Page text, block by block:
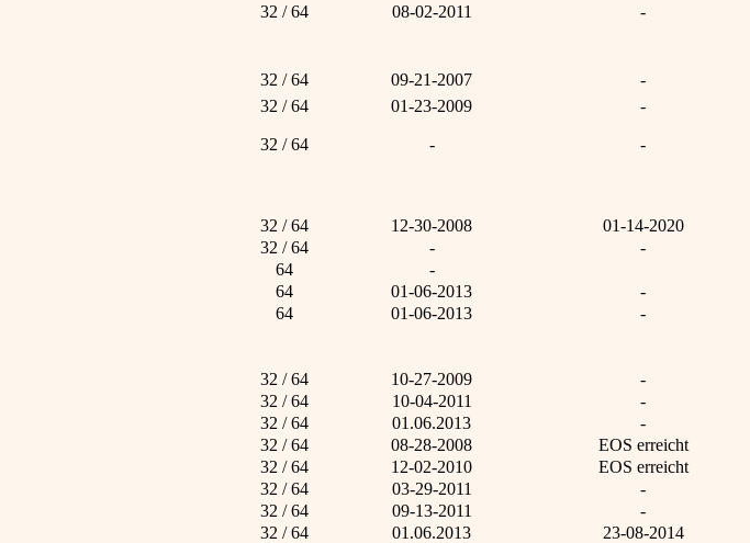
32 / 64 08-02-2011 -
32 / 64 09-21-2007
-
32 / 64 01-23-2009
-
32 / 64 - -
32 / 64 12-30-2008
01-14-2020
32 / 64 -
-
64
-
64 01-06-2013
-
64 01-06-2013 -
32 / 64 10-27-2009
-
32 / 64 10-04-2011
-
32 / 64 01.06.2013
-
32 / 64 08-28-2008
EOS erreicht
32 / 64 12-02-2010
EOS erreicht
32 / 64 03-29-2011
-
32 / 64 09-13-2011
-
32 / 64 01.06.2013
23-08-2014